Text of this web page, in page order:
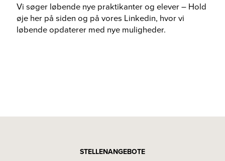
Vi søger løbende nye praktikanter og elever – Hold
øje her på siden og på vores Linkedin, hvor vi
løbende opdaterer med nye muligheder.
STELLENANGEBOTE